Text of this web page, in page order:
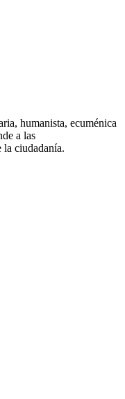
humanista, ecuménica
a las
la ciudadanía.